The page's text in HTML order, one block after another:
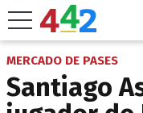
MERCADO DE PASES
Santiago